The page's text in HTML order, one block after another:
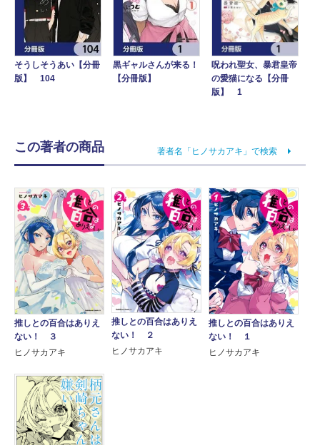
そうしそうあい【分冊
版】 104
黒ギャルさんが来る！
【分冊版】
呪われ聖女、暴君皇帝
の愛猫になる【分冊
版】 1
この著者の商品 著者名「ヒノサカアキ」で検索
推しとの百合はありえ
ない！ ３
ヒノサカアキ
推しとの百合はありえ
ない！ ２
ヒノサカアキ
推しとの百合はありえ
ない！ １
ヒノサカアキ